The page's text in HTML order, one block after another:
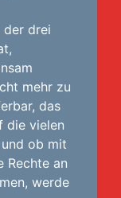
der drei
mehr zu
das
die vielen
ob mit
Rechte an
werde